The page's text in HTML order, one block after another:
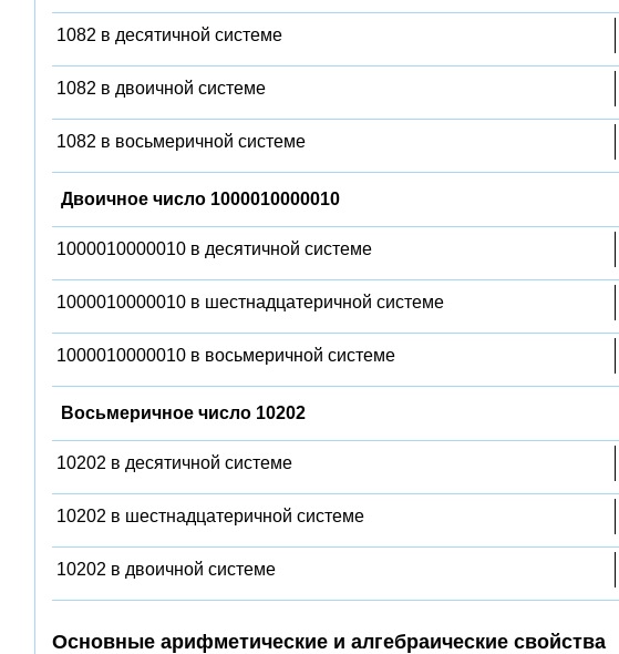
1082 в десятичной системе
1082 в двоичной системе
1082 в восьмеричной системе
Двоичное число 1000010000010
1000010000010 в десятичной системе
1000010000010 в шестнадцатеричной системе
1000010000010 в восьмеричной системе
Восьмеричное число 10202
10202 в десятичной системе
10202 в шестнадцатеричной системе
10202 в двоичной системе
Основные арифметические и алгебраические свойства